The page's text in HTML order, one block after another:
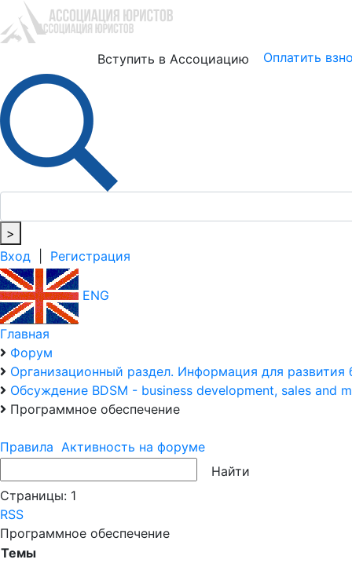
Вступить в Ассоциацию Оплатить
>
Вход
Регистрация
ENG
Главная
Форум
Организационный раздел. Информация для развития
Обсуждение BDSM - business development, sales and
Программное обеспечение
Правила Активность на форуме
Страницы: 1
RSS
Программное обеспечение
Темы